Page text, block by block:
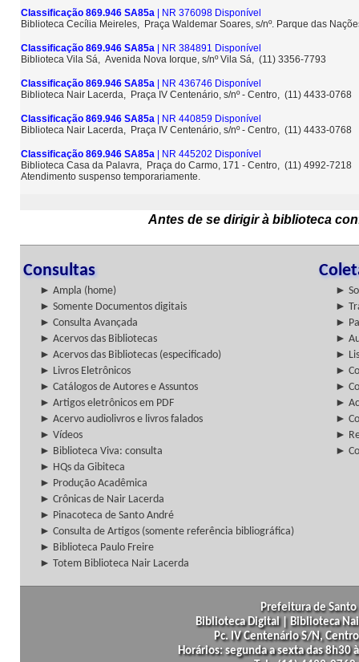
Classificação 869.946 SA85a | NR 376098 Disponível
Biblioteca Cecília Meireles, Praça Waldemar Soares, s/nº. Parque das
Classificação 869.946 SA85a | NR 384891 Disponível
Biblioteca Vila Sá, Avenida Nova Iorque, s/nº Vila Sá, (11) 3356-7793
Classificação 869.946 SA85a | NR 436746 Disponível
Biblioteca Nair Lacerda, Praça IV Centenário, s/nº - Centro, (11) 4433-0768
Classificação 869.946 SA85a | NR 440859 Disponível
Biblioteca Nair Lacerda, Praça IV Centenário, s/nº - Centro, (11) 4433-0768
Classificação 869.946 SA85a | NR 445202 Disponível
Biblioteca Casa da Palavra, Praça do Carmo, 171 - Centro, (11) 4992-7218
Atendimento suspenso temporariamente.
Antes de se dirigir à biblioteca
Consultas
► Ampla (home)
►
► Somente Documentos digitais
►
► Consulta Avançada
►
► Acervos das Bibliotecas
►
► Acervos das Bibliotecas (especificado)
►
► Livros Eletrônicos
►
► Catálogos de Autores e Assuntos
►
► Artigos eletrônicos em PDF
►
► Acervo audiolivros e livros falados
►
► Vídeos
►
► Biblioteca Viva: consulta
►
► HQs da Gibiteca
► Produção Acadêmica
► Crônicas de Nair Lacerda
► Pinacoteca de Santo André
► Consulta de Artigos (somente referência bibliográfica)
► Biblioteca Paulo Freire
► Totem Biblioteca Nair Lacerda
Prefeitura de
Biblioteca Digital | Biblioteca
Pc. IV Centenário S/N,
Horários: segunda a sexta das